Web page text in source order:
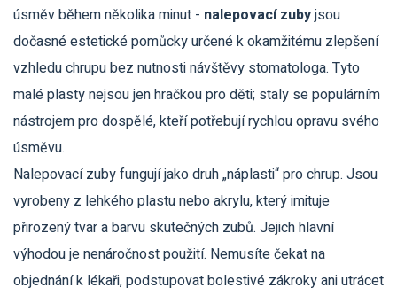
úsměv během několika minut - nalepovací zubyjsou
dočasné estetické pomůcky určené k okamžitému zlepšení
vzhledu chrupu bez nutnosti návštěvy stomatologa. Tyto
malé plasty nejsou jen hračkou pro děti; staly se populárním
nástrojem pro dospělé, kteří potřebují rychlou opravu svého
úsměvu.
Nalepovací zuby fungují jako druh „náplasti“ pro chrup. Jsou
vyrobeny z lehkého plastu nebo akrylu, který imituje
přirozený tvar a barvu skutečných zubů. Jejich hlavní
výhodou je nenáročnost použití. Nemusíte čekat na
objednání k lékaři, podstupovat bolestivé zákroky ani utrácet